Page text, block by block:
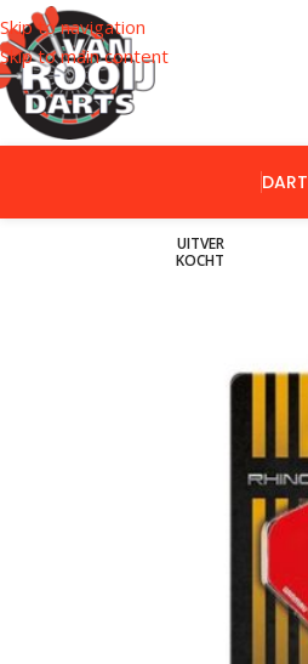
Skip to navigation
Skip to main content
UITVER
KOCHT